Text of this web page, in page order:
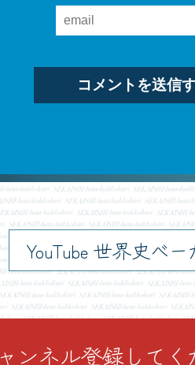
YouTube 世界史べ
ンネル登録して